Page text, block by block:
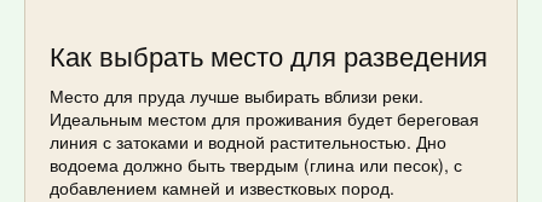
Как выбрать место для разведения
Место для пруда лучше выбирать вблизи реки.
Идеальным местом для проживания будет береговая
линия с затоками и водной растительностью. Дно
водоема должно быть твердым (глина или песок), с
добавлением камней и известковых пород.